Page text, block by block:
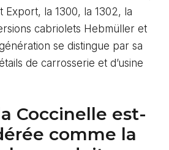
Export, la 1300, la 1302, la
cabriolets Hebmüller et
se distingue par sa
de carrosserie et d’usine
Coccinelle est-
comme la